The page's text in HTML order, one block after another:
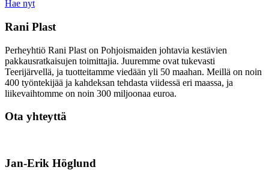
Hae nyt
Rani Plast
Perheyhtiö Rani Plast on Pohjoismaiden johtavia kestävien
pakkausratkaisujen toimittajia. Juuremme ovat tukevasti
Teerijärvellä, ja tuotteitamme viedään yli 50 maahan. Meillä on noin
400 työntekijää ja kahdeksan tehdasta viidessä eri maassa, ja
liikevaihtomme on noin 300 miljoonaa euroa.
Ota yhteyttä
Jan-Erik Höglund